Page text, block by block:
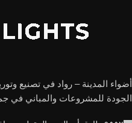
أضواء المدينة – رواد في تصنيع
الجودة للمشروعات والمباني في